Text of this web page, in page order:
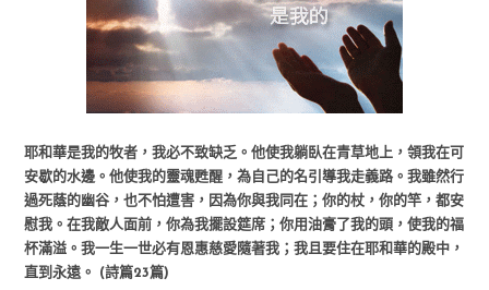
耶和華是我的牧者，我必不致缺乏。他使我躺臥在青草地上，領我在可
安歇的水邊。他使我的靈魂甦醒，為自己的名引導我走義路。我雖然行
過死蔭的幽谷，也不怕遭害，因為你與我同在；你的杖，你的竿，都安
慰我。在我敵人面前，你為我擺設筵席；你用油膏了我的頭，使我的福
杯滿溢。我一生一世必有恩惠慈愛隨著我；我且要住在耶和華的殿中，
直到永遠。 (詩篇23篇)